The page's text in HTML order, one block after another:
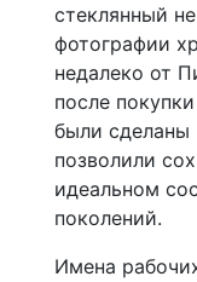
стеклянный
фотографии
недалеко от
после
были сделаны
позволили
идеальном
поколений.
Имена